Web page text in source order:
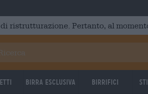
ristrutturazione. Pertanto, al
Birra Esclusiva Birrifici